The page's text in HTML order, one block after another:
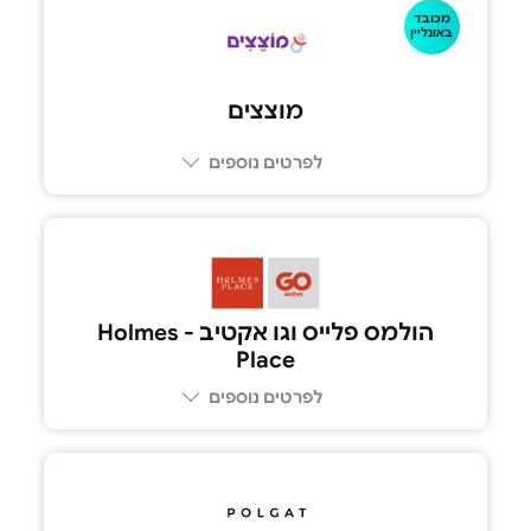
מכובד
באונליין
מוצצים
לפרטים נוספים
הולמס פלייס וגו אקטיב - Holmes
Place
לפרטים נוספים